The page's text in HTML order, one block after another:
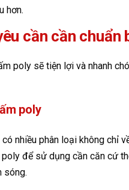
hơn.
cần cần
poly sẽ tiện lợi và nhanh
poly
nhiều phân loại không chỉ
để sử dụng cần căn cứ
sóng.